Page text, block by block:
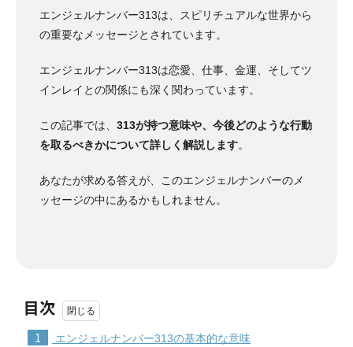
エンジェルナンバー313は、スピリチュアルな世界から
の重要なメッセージとされています。
エンジェルナンバー313は恋愛、仕事、金運、そしてツ
インレイとの関係にも深く関わっています。
この記事では、 313が持つ意味や、今後どのような行動
を取るべきかについて詳しく解説します。
あなたが求める答えが、このエンジェルナンバーのメ
ッセージの中にあるかもしれません。
目次
1 エンジェルナンバー313の基本的な意味